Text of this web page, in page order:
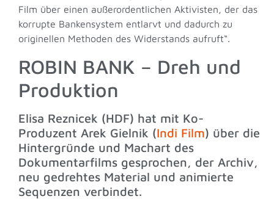
Film über einen außerordentlichen Aktivisten, der das
korrupte Bankensystem entlarvt und dadurch zu
originellen Methoden des Widerstands aufruft“.
ROBIN BANK – Dreh und
Produktion
Elisa Reznicek (HDF) hat mit Ko-
Produzent Arek Gielnik (Indi Film) über die
Hintergründe und Machart des
Dokumentarfilms gesprochen, der Archiv,
neu gedrehtes Material und animierte
Sequenzen verbindet.